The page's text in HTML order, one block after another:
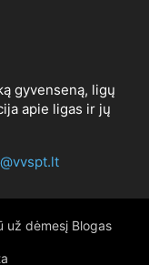
gyvenseną, ligų
apie ligas ir jų
už dėmesį Blogas